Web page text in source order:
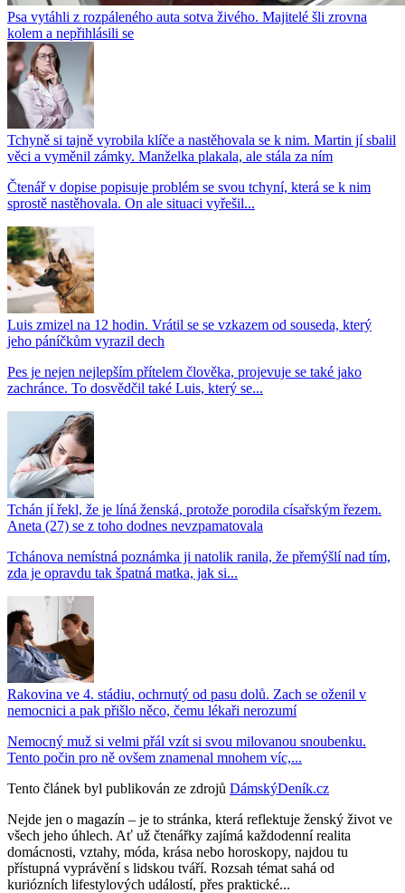
Psa vytáhli z rozpáleného auta sotva živého. Majitelé šli zrovna
kolem a nepřihlásili se
Tchyně si tajně vyrobila klíče a nastěhovala se k nim. Martin jí sbalil
věci a vyměnil zámky. Manželka plakala, ale stála za ním
Čtenář v dopise popisuje problém se svou tchyní, která se k nim
sprostě nastěhovala. On ale situaci vyřešil...
Luis zmizel na 12 hodin. Vrátil se se vzkazem od souseda, který
jeho páníčkům vyrazil dech
Pes je nejen nejlepším přítelem člověka, projevuje se také jako
zachránce. To dosvědčil také Luis, který se...
Tchán jí řekl, že je líná ženská, protože porodila císařským řezem.
Aneta (27) se z toho dodnes nevzpamatovala
Tchánova nemístná poznámka ji natolik ranila, že přemýšlí nad tím,
zda je opravdu tak špatná matka, jak si...
Rakovina ve 4. stádiu, ochrnutý od pasu dolů. Zach se oženil v
nemocnici a pak přišlo něco, čemu lékaři nerozumí
Nemocný muž si velmi přál vzít si svou milovanou snoubenku.
Tento počin pro ně ovšem znamenal mnohem víc,...
Tento článek byl publikován ze zdrojů DámskýDeník.cz
Nejde jen o magazín – je to stránka, která reflektuje ženský život ve
všech jeho úhlech. Ať už čtenářky zajímá každodenní realita
domácnosti, vztahy, móda, krása nebo horoskopy, najdou tu
přístupná vyprávění s lidskou tváří. Rozsah témat sahá od
kuriózních lifestylových událostí, přes praktické...